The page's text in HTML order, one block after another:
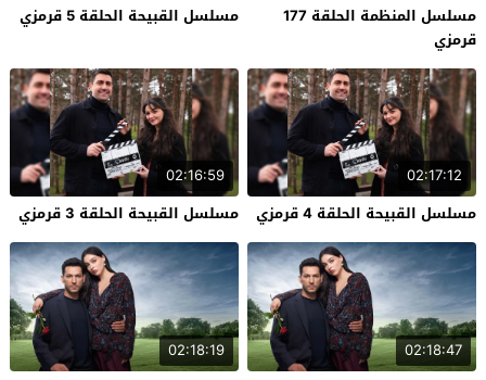
مسلسل المنظمة الحلقة 177
قرمزي
مسلسل القبيحة الحلقة 5 قرمزي
02:17:12
مسلسل القبيحة الحلقة 4 قرمزي
02:16:59
مسلسل القبيحة الحلقة 3 قرمزي
02:18:47
02:18:19